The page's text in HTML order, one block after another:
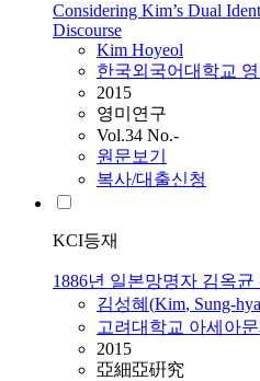
Considering Kim’s Dual
Discourse
Kim Hoyeol
한국외국어대학교
2015
영미연구
Vol.34 No.-
원문보기
복사/대출신청
KCI등재
1886년 일본망명자 김옥
김성혜(Kim, Sung-
고려대학교 아세아
2015
亞細亞硏究